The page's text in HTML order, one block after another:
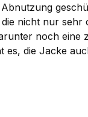
nicht nur
noch eine
es, die Jacke